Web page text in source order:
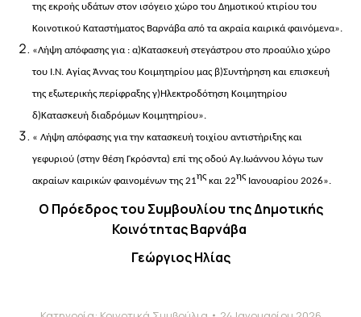
της εκροής υδάτων στον ισόγειο χώρο του Δημοτικού κτιρίου του
Κοινοτικού Καταστήματος Βαρνάβα από τα ακραία καιρικά φαινόμενα».
«Λήψη απόφασης για : α)Κατασκευή στεγάστρου στο προαύλιο χώρο
του Ι.Ν. Αγίας Άννας του Κοιμητηρίου μας β)Συντήρηση και επισκευή
της εξωτερικής περίφραξης γ)Ηλεκτροδότηση Κοιμητηρίου
δ)Κατασκευή διαδρόμων Κοιμητηρίου».
« Λήψη απόφασης για την κατασκευή τοιχίου αντιστήριξης και
γεφυριού (στην θέση Γκρόσντα) επί της οδού Αγ.Ιωάννου λόγω των
ακραίων καιρικών φαινομένωντης 21ης και 22ης Ιανουαρίου 2026».
Ο Πρόεδρος του Συμβουλίου της Δημοτικής
Κοινότητας Βαρνάβα
Γεώργιος Ηλίας